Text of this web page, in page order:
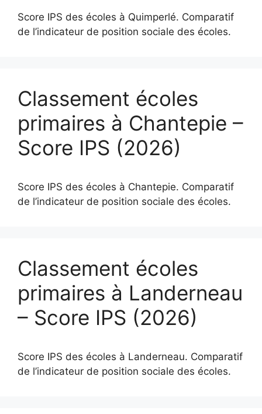
Score IPS des écoles à Quimperlé. Comparatif
de l’indicateur de position sociale des écoles.
Classement écoles
primaires à Chantepie –
Score IPS (2026)
Score IPS des écoles à Chantepie. Comparatif
de l’indicateur de position sociale des écoles.
Classement écoles
primaires à Landerneau
– Score IPS (2026)
Score IPS des écoles à Landerneau. Comparatif
de l’indicateur de position sociale des écoles.